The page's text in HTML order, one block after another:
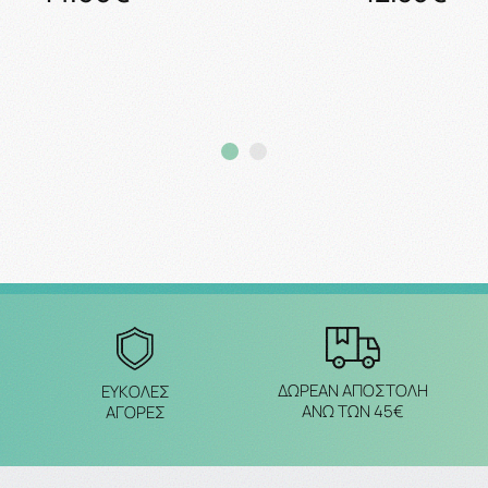
ΕΥΚΟΛΕΣ
ΑΓΟΡΕΣ
ΔΩΡΕΑΝ ΑΠΟΣΤΟΛΗ
ΑΝΩ ΤΩΝ 45€